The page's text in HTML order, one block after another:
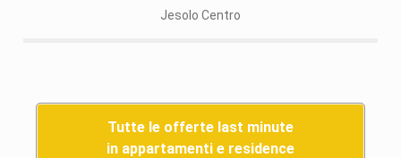
Jesolo Centro
Tutte le offerte last minute
in appartamenti e residence